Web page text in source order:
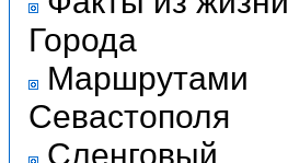
Города
Маршрутами
Севастополя
Сленговый